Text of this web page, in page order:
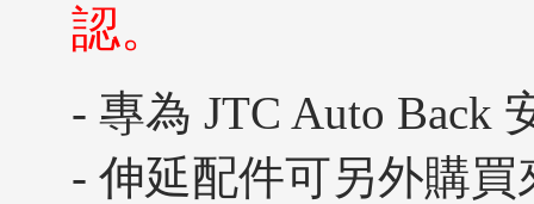
認。
- 專為 JTC Auto Back
- 伸延配件可另外購